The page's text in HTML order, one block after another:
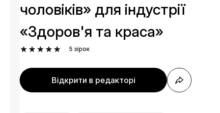
чоловіків» для індустрії
«Здоров'я та краса»
5 зірок
Відкрити в редакторі